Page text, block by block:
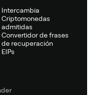
Intercambia
Criptomonedas
admitidas
Convertidor de frases
de recuperación
EIPs